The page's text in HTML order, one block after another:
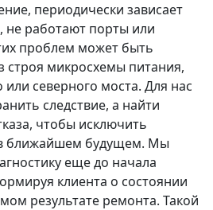
периодически зависает
не работают порты или
проблем может быть
строя микросхемы питания,
северного моста. Для нас
следствие, а найти
чтобы исключить
ближайшем будущем. Мы
еще до начала
клиента о состоянии
результате ремонта. Такой